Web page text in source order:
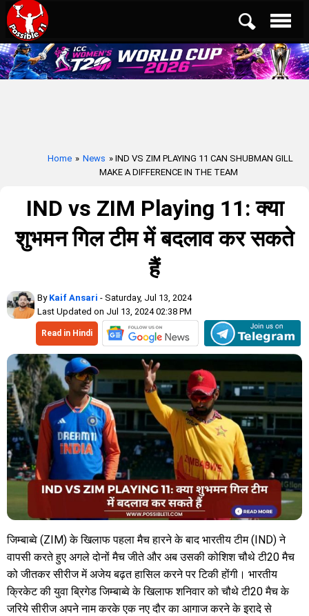
Home » News » IND VS ZIM PLAYING 11 CAN SHUBMAN GILL
MAKE A DIFFERENCE IN THE TEAM
IND vs ZIM Playing 11: क्या
शुभमन गिल टीम में बदलाव कर सकते
हैं
By Kaif Ansari - Saturday, Jul 13, 2024
Last Updated on Jul 13, 2024 02:38 PM
Read in Hindi
जिम्बाब्वे (ZIM) के खिलाफ पहला मैच हारने के बाद भारतीय टीम (IND) ने
वापसी करते हुए अगले दोनों मैच जीते और अब उसकी कोशिश चौथे टी20 मैच
को जीतकर सीरीज में अजेय बढ़त हासिल करने पर टिकी होंगी। भारतीय
क्रिकेट की युवा ब्रिगेड जिम्बाब्वे के खिलाफ शनिवार को चौथे टी20 मैच के
जरिये सीरीज अपने नाम करके एक नए दौर का आगाज करने के इरादे से